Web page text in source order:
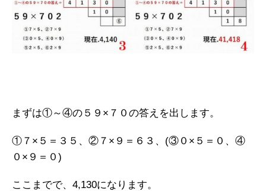
まずは①～④の５９×７０の答えを出します。
①７×５＝３５、②７×９＝６３、(③０×５＝０、④
０×９＝０)
ここまでで、4,130になります。